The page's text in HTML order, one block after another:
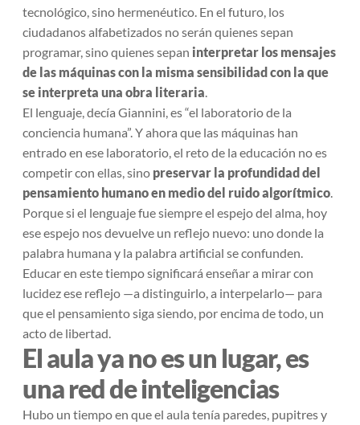
tecnológico, sino hermenéutico. En el futuro, los
ciudadanos alfabetizados no serán quienes sepan
programar, sino quienes sepan interpretar los mensajes
de las máquinas con la misma sensibilidad con la que
se interpreta una obra literaria.
El lenguaje, decía Giannini, es “el laboratorio de la
conciencia humana”. Y ahora que las máquinas han
entrado en ese laboratorio, el reto de la educación no es
competir con ellas, sino preservar la profundidad del
pensamiento humano en medio del ruido algorítmico.
Porque si el lenguaje fue siempre el espejo del alma, hoy
ese espejo nos devuelve un reflejo nuevo: uno donde la
palabra humana y la palabra artificial se confunden.
Educar en este tiempo significará enseñar a mirar con
lucidez ese reflejo —a distinguirlo, a interpelarlo— para
que el pensamiento siga siendo, por encima de todo, un
acto de libertad.
El aula ya no es un lugar, es
una red de inteligencias
Hubo un tiempo en que el aula tenía paredes, pupitres y